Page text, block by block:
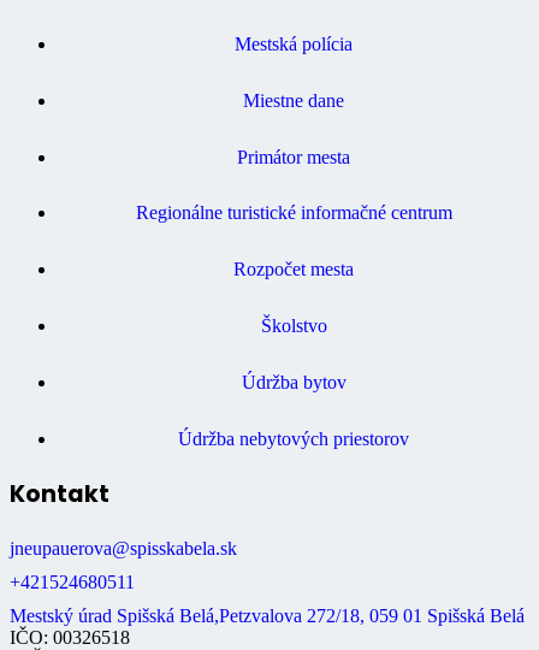
Mestská polícia
Miestne dane
Primátor mesta
Regionálne turistické informačné centrum
Rozpočet mesta
Školstvo
Údržba bytov
Údržba nebytových priestorov
Kontakt
jneupauerova@spisskabela.sk
+421524680511
Mestský úrad Spišská Belá,Petzvalova 272/18, 059 01 Spišská Belá
IČO: 00326518